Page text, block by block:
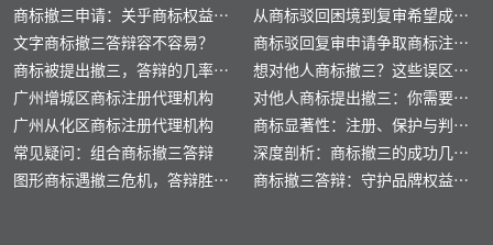
商标撤三申请：关乎商标权益的
核心问题
文字商标撤三答辩容不容易？
商标被提出撤三，答辩的几率高
不高？
广州增城区商标注册代理机构
广州从化区商标注册代理机构
常见疑问：组合商标撤三答辩
图形商标遇撤三危机，答辩胜算
点
从商标驳回困境到复审希望成功
之路
商标驳回复审申请争取商标注册
成功权益的重要途径
想对他人商标撤三？这些误区要
警惕
对他人商标提出撤三：你需要知
道的一切
商标显著性：注册、保护与判断
的关键要点
深度剖析：商标撤三的成功几率
高不高？
商标撤三答辩：守护品牌权益的